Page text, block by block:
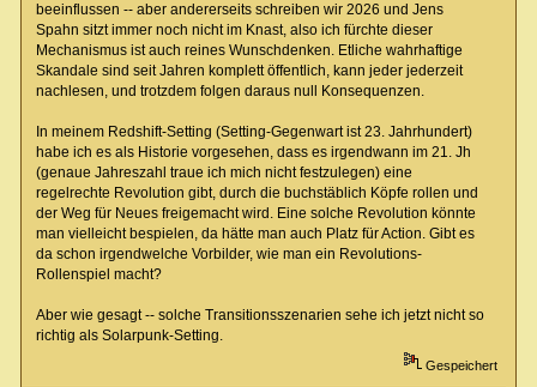
beeinflussen -- aber andererseits schreiben wir 2026 und Jens
Spahn sitzt immer noch nicht im Knast, also ich fürchte dieser
Mechanismus ist auch reines Wunschdenken. Etliche wahrhaftige
Skandale sind seit Jahren komplett öffentlich, kann jeder jederzeit
nachlesen, und trotzdem folgen daraus null Konsequenzen.
In meinem Redshift-Setting (Setting-Gegenwart ist 23. Jahrhundert)
habe ich es als Historie vorgesehen, dass es irgendwann im 21. Jh
(genaue Jahreszahl traue ich mich nicht festzulegen) eine
regelrechte Revolution gibt, durch die buchstäblich Köpfe rollen und
der Weg für Neues freigemacht wird. Eine solche Revolution könnte
man vielleicht bespielen, da hätte man auch Platz für Action. Gibt es
da schon irgendwelche Vorbilder, wie man ein Revolutions-
Rollenspiel macht?
Aber wie gesagt -- solche Transitionsszenarien sehe ich jetzt nicht so
richtig als Solarpunk-Setting.
Gespeichert